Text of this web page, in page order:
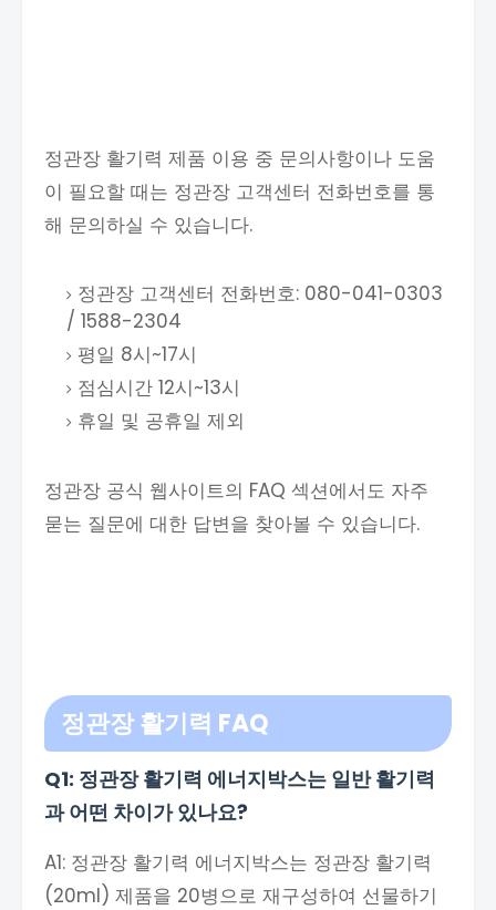
정관장 활기력 제품 이용 중 문의사항이나 도움
이 필요할 때는 정관장 고객센터 전화번호를 통
해 문의하실 수 있습니다.
정관장 고객센터 전화번호: 080-041-0303
/ 1588-2304
평일 8시~17시
점심시간 12시~13시
휴일 및 공휴일 제외
정관장 공식 웹사이트의 FAQ 섹션에서도 자주
묻는 질문에 대한 답변을 찾아볼 수 있습니다.
정관장 활기력 FAQ
Q1: 정관장 활기력 에너지박스는 일반 활기력
과 어떤 차이가 있나요?
A1: 정관장 활기력 에너지박스는 정관장 활기력
(20ml) 제품을 20병으로 재구성하여 선물하기